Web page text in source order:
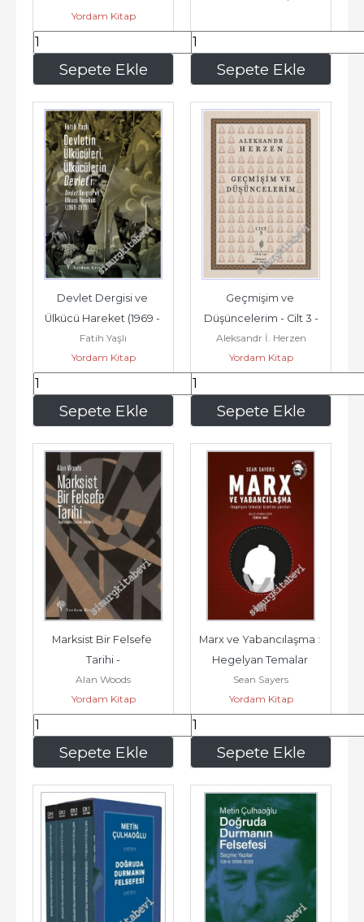
Sepete Ekle
Yordam Kitap
390,00 Sepete Ekle
360,00
Sepete Ekle
Devlet Dergisi ve
Ülkücü Hareket (1969 -
1979) -
Fatih Yaşlı
Yordam Kitap
405,00 Sepete Ekle
Geçmişim ve
Düşüncelerim - Cilt 3 -
Aleksandr İ. Herzen
Yordam Kitap
360,00
Sepete Ekle
Marksist Bir Felsefe
Tarihi -
Alan Woods
Yordam Kitap
345,00 Sepete Ekle
Marx ve Yabancılaşma :
Hegelyan Temalar
Üzerine Yazılar -
Sean Sayers
Yordam Kitap
187,50